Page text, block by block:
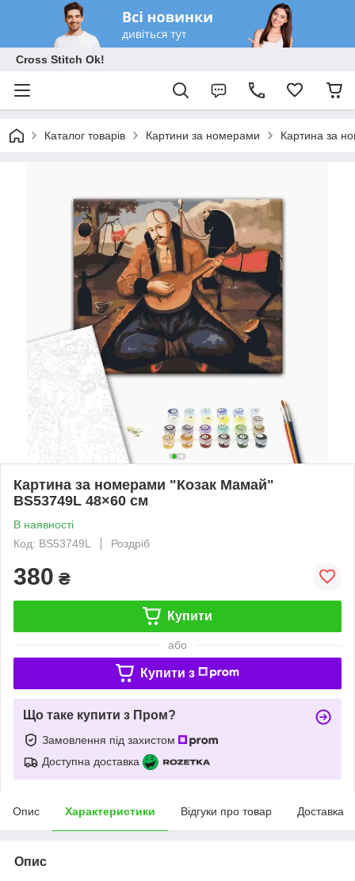
Cross Stitch Ok!
Каталог товарів Картини за номерами Картина за
Картина за номерами "Козак Мамай"
BS53749L 48×60 см
В наявності
Код: BS53749L
Роздріб
380 ₴
Купити
або
Купити з
Що таке купити з Пром?
Замовлення під захистом
Доступна доставка
Опис Характеристики Відгуки про товар Доставка
Опис